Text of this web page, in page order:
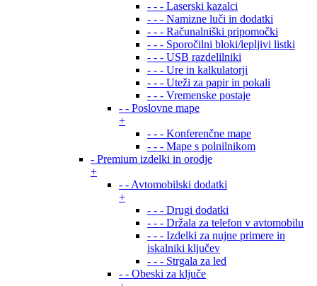
- - - Laserski kazalci
- - - Namizne luči in dodatki
- - - Računalniški pripomočki
- - - Sporočilni bloki/lepljivi listki
- - - USB razdelilniki
- - - Ure in kalkulatorji
- - - Uteži za papir in pokali
- - - Vremenske postaje
- - Poslovne mape
+
- - - Konferenčne mape
- - - Mape s polnilnikom
- Premium izdelki in orodje
+
- - Avtomobilski dodatki
+
- - - Drugi dodatki
- - - Držala za telefon v avtomobilu
- - - Izdelki za nujne primere in
iskalniki ključev
- - - Strgala za led
- - Obeski za ključe